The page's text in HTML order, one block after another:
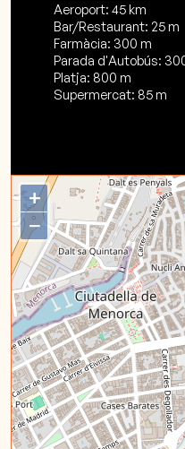
Aeroport: 45 km
Bar/Restaurant: 25 m
Farmàcia: 300 m
Parada d'Autobús:
Platja: 800 m
Supermercat: 85 m
+
−